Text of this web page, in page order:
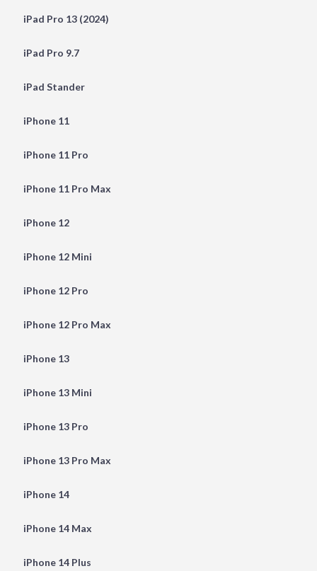
iPad Pro 13 (2024)
iPad Pro 9.7
iPad Stander
iPhone 11
iPhone 11 Pro
iPhone 11 Pro Max
iPhone 12
iPhone 12 Mini
iPhone 12 Pro
iPhone 12 Pro Max
iPhone 13
iPhone 13 Mini
iPhone 13 Pro
iPhone 13 Pro Max
iPhone 14
iPhone 14 Max
iPhone 14 Plus